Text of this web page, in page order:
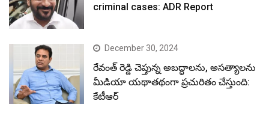
criminal cases: ADR Report
December 30, 2024
రేవంత్ రెడ్డి చెప్తున్న అబద్ధాలను, అసత్యాలను
మీడియా యథాతథంగా ప్రచురితం చేస్తుంది:
కేటీఆర్